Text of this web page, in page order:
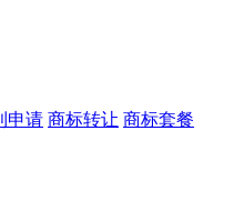
申请 商标转让 商标套餐